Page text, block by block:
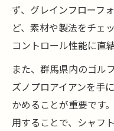
ず、グレインフローフ
ど、素材や製法をチェ
コントロール性能に直
また、群馬県内のゴル
ズノプロアイアンを手
かめることが重要です
用することで、シャフ